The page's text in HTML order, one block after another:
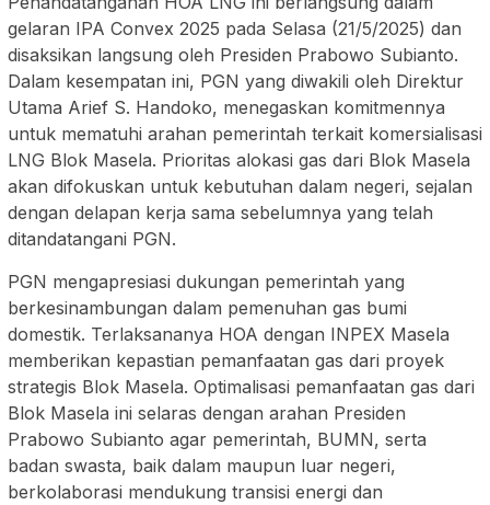
gelaran IPA Convex 2025 pada Selasa (21/5/2025) dan
disaksikan langsung oleh Presiden Prabowo Subianto.
Dalam kesempatan ini, PGN yang diwakili oleh Direktur
Utama Arief S. Handoko, menegaskan komitmennya
untuk mematuhi arahan pemerintah terkait komersialisasi
LNG Blok Masela. Prioritas alokasi gas dari Blok Masela
akan difokuskan untuk kebutuhan dalam negeri, sejalan
dengan delapan kerja sama sebelumnya yang telah
ditandatangani PGN.
PGN mengapresiasi dukungan pemerintah yang
berkesinambungan dalam pemenuhan gas bumi
domestik. Terlaksananya HOA dengan INPEX Masela
memberikan kepastian pemanfaatan gas dari proyek
strategis Blok Masela. Optimalisasi pemanfaatan gas dari
Blok Masela ini selaras dengan arahan Presiden
Prabowo Subianto agar pemerintah, BUMN, serta
badan swasta, baik dalam maupun luar negeri,
berkolaborasi mendukung transisi energi dan